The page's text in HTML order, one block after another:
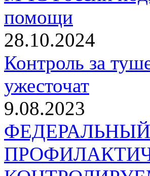
помощи
28.10.2024
Контроль за
ужесточат
9.08.2023